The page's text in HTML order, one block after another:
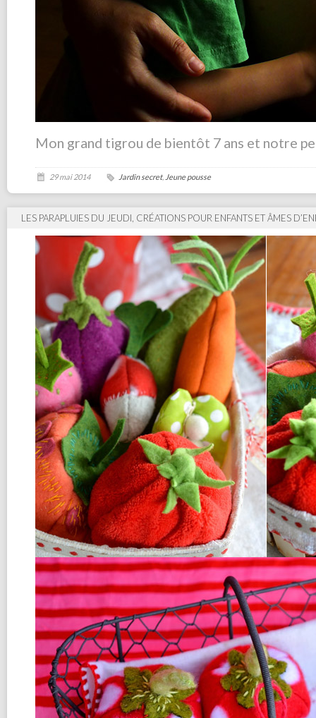
Mon grand tigrou de bientôt 7 ans et notre
29 mai 2014 Jardin secret, Jeune pousse
LES PARAPLUIES DU JEUDI, CRÉATIONS POUR ENFANTS ET ÂMES